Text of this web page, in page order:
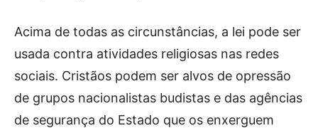
Acima de todas as circunstâncias, a lei pode ser
usada contra atividades religiosas nas redes
sociais. Cristãos podem ser alvos de opressão
de grupos nacionalistas budistas e das agências
de segurança do Estado que os enxerguem